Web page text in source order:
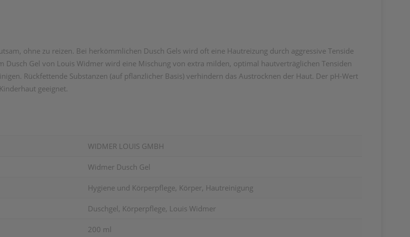
ohne zu reizen. Bei herkömmlichen Dusch Gels wird oft eine Hautreizung durch aggressive Tenside
Gel von Louis Widmer wird eine Mischung von extra milden, optimal hautverträglichen Tensiden
Rückfettende Substanzen (auf pflanzlicher Basis) verhindern das Austrocknen der Haut. Der pH-Wert
geeignet.
WIDMER LOUIS GMBH
Widmer Dusch Gel
Hygiene und Körperpflege, Körper, Hautreinigung
Duschgel, Körperpflege, Louis Widmer
200 ml